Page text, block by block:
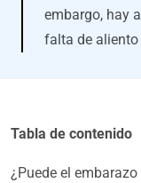
embargo, hay
falta de aliento
Tabla de contenido
¿Puede el